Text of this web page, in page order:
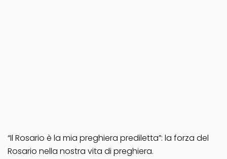
“Il Rosario è la mia preghiera prediletta”: la forza del
Rosario nella nostra vita di preghiera.